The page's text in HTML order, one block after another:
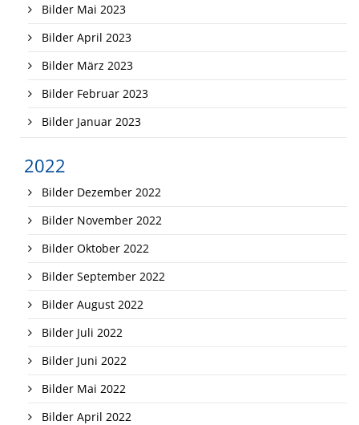
Bilder Mai 2023
Bilder April 2023
Bilder März 2023
Bilder Februar 2023
Bilder Januar 2023
2022
Bilder Dezember 2022
Bilder November 2022
Bilder Oktober 2022
Bilder September 2022
Bilder August 2022
Bilder Juli 2022
Bilder Juni 2022
Bilder Mai 2022
Bilder April 2022